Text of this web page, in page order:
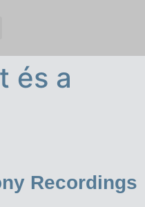
és a
Recordings